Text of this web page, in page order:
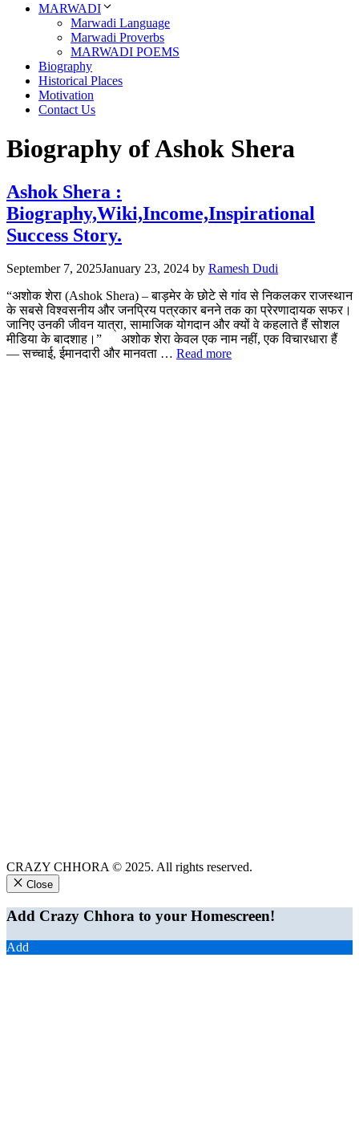
MARWADI
Marwadi Language
Marwadi Proverbs
MARWADI POEMS
Biography
Historical Places
Motivation
Contact Us
Biography of Ashok Shera
Ashok Shera :
Biography,Wiki,Income,Inspirational
Success Story.
September 7, 2025January 23, 2024 by Ramesh Dudi
“अशोक शेरा (Ashok Shera) – बाड़मेर के छोटे से गांव से निकलकर राजस्थान
के सबसे विश्वसनीय और जनप्रिय पत्रकार बनने तक का प्रेरणादायक सफर।
जानिए उनकी जीवन यात्रा, सामाजिक योगदान और क्यों वे कहलाते हैं सोशल
मीडिया के बादशाह।” अशोक शेरा केवल एक नाम नहीं, एक विचारधारा हैं
— सच्चाई, ईमानदारी और मानवता … Read more
CRAZY CHHORA © 2025. All rights reserved.
Close
Add Crazy Chhora to your Homescreen!
Add